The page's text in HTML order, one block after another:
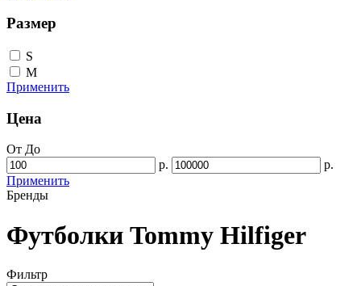
Размер
S
M
Применить
Цена
От До
р.
р.
Применить
Бренды
Футболки Tommy Hilfiger
Фильтр